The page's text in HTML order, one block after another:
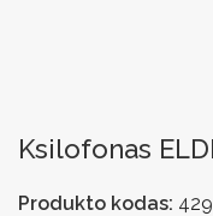
Ksilofonas
Produkto kodas: